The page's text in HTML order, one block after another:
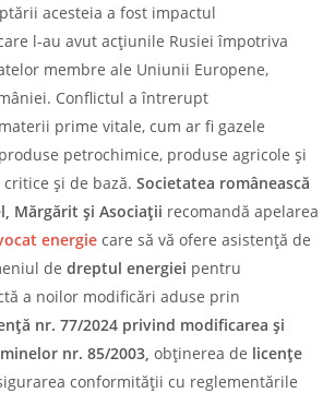
acesteia a fost impactul
l-au avut acțiunile Rusiei împotriva
membre ale Uniunii Europene,
Conflictul a întrerupt
prime vitale, cum ar fi gazele
petrochimice, produse agricole şi
şi de bază. Societatea românească
Mărgărit și Asociații recomandă apelarea
energie care să vă ofere asistență de
de dreptul energiei pentru
a noilor modificări aduse prin
nr. 77/2024 privind modificarea şi
nr. 85/2003, obținerea de licențe
conformității cu reglementările